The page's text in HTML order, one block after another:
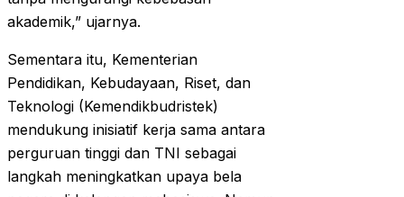
akademik,” ujarnya.​
Sementara itu, Kementerian
Pendidikan, Kebudayaan, Riset, dan
Teknologi (Kemendikbudristek)
mendukung inisiatif kerja sama antara
perguruan tinggi dan TNI sebagai
langkah meningkatkan upaya bela